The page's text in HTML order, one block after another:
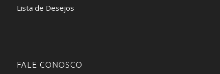
Lista de Desejos
FALE CONOSCO